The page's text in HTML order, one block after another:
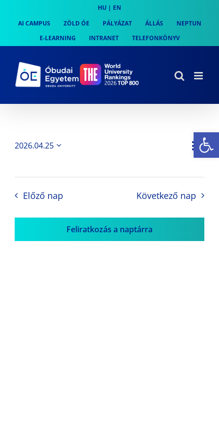
content
HU | EN
AI CAMPUS
ZÖLD ÓE PÁLYÁZAT ÁLLÁS
NEPTUN
E-LEARNING
INTRANET TELEFONKÖNYV
Nap
2026.04.25
Előző nap Következő nap
Feliratkozás a naptárra